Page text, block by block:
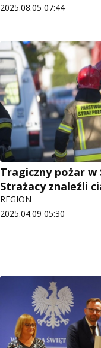
2025.08.05 07:44
Tragiczny pożar w
Strażacy znaleźli
REGION
2025.04.09 05:30